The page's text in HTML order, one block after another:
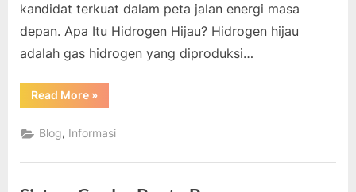
kandidat terkuat dalam peta jalan energi masa
depan. Apa Itu Hidrogen Hijau? Hidrogen hijau
adalah gas hidrogen yang diproduksi…
Read More“Potensi
Hidrogen
Dalam
Transisi
Berkelanjutan”
»
Blog, Informasi